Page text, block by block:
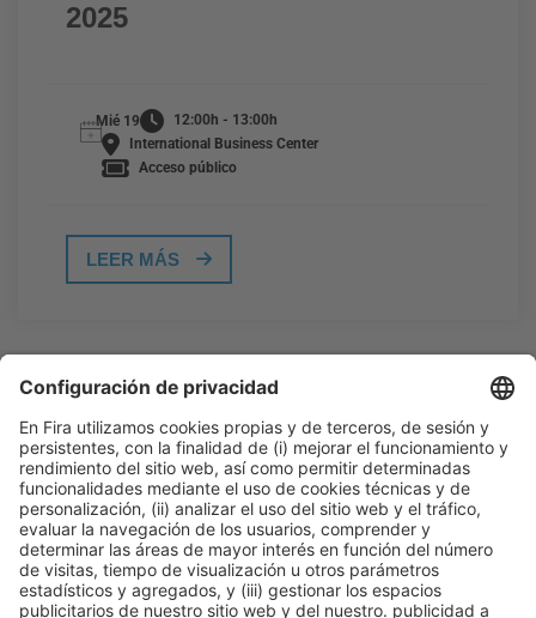
2025
Mié 19
12:00h - 13:00h
International Business Center
Acceso público
LEER MÁS
Información general
Aviso legal
Política de privacidad
Política de cookies